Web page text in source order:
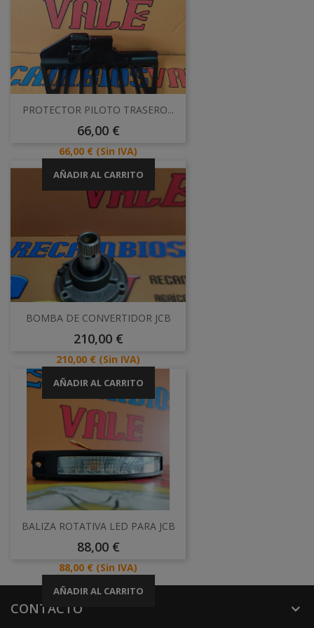
PROTECTOR PILOTO TRASERO...
Precio
66,00 €
Precio
66,00 € (Sin IVA)
AÑADIR AL CARRITO
BOMBA DE CONVERTIDOR JCB
Precio
210,00 €
Precio
210,00 € (Sin IVA)
AÑADIR AL CARRITO
BALIZA ROTATIVA LED PARA JCB
Precio
88,00 €
Precio
88,00 € (Sin IVA)
AÑADIR AL CARRITO
CONTACTO